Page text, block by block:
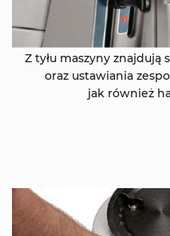
Z tyłu maszyny
oraz ustawiania
jak również